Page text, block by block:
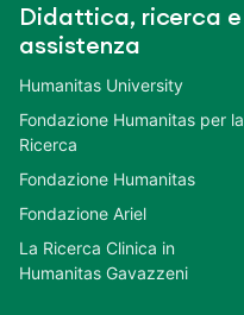
Didattica, ricerca e
assistenza
Humanitas University
Fondazione Humanitas per la
Ricerca
Fondazione Humanitas
Fondazione Ariel
La Ricerca Clinica in
Humanitas Gavazzeni